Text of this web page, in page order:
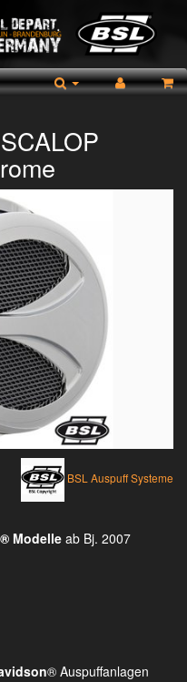
BSL Auspuff Systeme
Modelle ab Bj. 2007
® Auspuffanlagen